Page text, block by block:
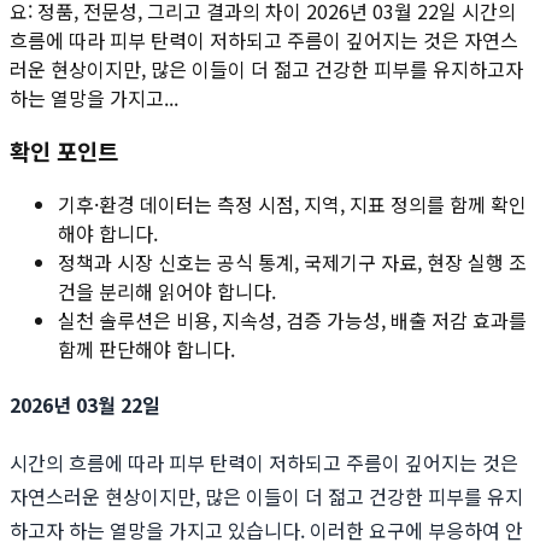
요: 정품, 전문성, 그리고 결과의 차이 2026년 03월 22일 시간의
흐름에 따라 피부 탄력이 저하되고 주름이 깊어지는 것은 자연스
러운 현상이지만, 많은 이들이 더 젊고 건강한 피부를 유지하고자
하는 열망을 가지고...
확인 포인트
기후·환경 데이터는 측정 시점, 지역, 지표 정의를 함께 확인
해야 합니다.
정책과 시장 신호는 공식 통계, 국제기구 자료, 현장 실행 조
건을 분리해 읽어야 합니다.
실천 솔루션은 비용, 지속성, 검증 가능성, 배출 저감 효과를
함께 판단해야 합니다.
2026년 03월 22일
시간의 흐름에 따라 피부 탄력이 저하되고 주름이 깊어지는 것은
자연스러운 현상이지만, 많은 이들이 더 젊고 건강한 피부를 유지
하고자 하는 열망을 가지고 있습니다. 이러한 요구에 부응하여 안